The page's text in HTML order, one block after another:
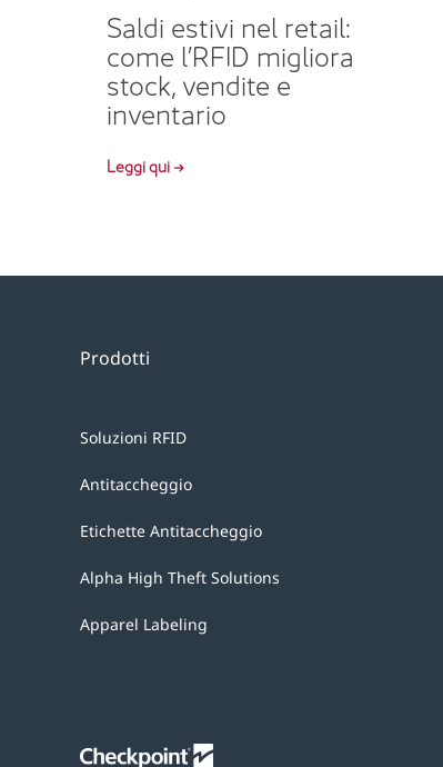
Saldi estivi nel retail:
come l’RFID migliora
stock, vendite e
inventario
Leggi qui →
Prodotti
Soluzioni RFID
Antitaccheggio
Etichette Antitaccheggio
Alpha High Theft Solutions
Apparel Labeling